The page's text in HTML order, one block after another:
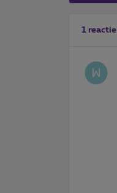
1 reactie